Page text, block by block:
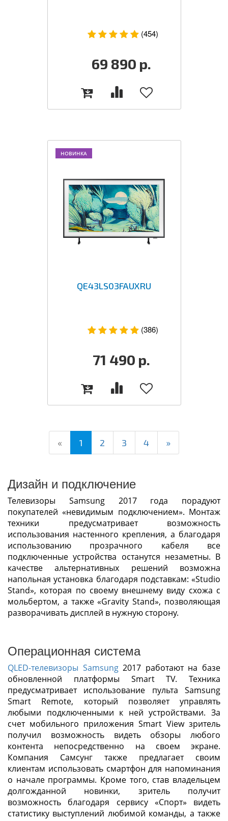
(454)
69 890 р.
НОВИНКА
QE43LS03FAUXRU
(386)
71 490 р.
« 1 (current)
2 3 4 »
Дизайн и подключение
Телевизоры Samsung 2017 года порадуют
покупателей «невидимым подключением». Монтаж
техники предусматривает возможность
использования настенного крепления, а благодаря
использованию прозрачного кабеля все
подключенные устройства останутся незаметны. В
качестве альтернативных решений возможна
напольная установка благодаря подставкам: «Studio
Stand», которая по своему внешнему виду схожа с
мольбертом, а также «Gravity Stand», позволяющая
разворачивать дисплей в нужную сторону.
Операционная система
QLED-телевизоры Samsung2017 работают на базе
обновленной платформы Smart TV. Техника
предусматривает использование пульта Samsung
Smart Remote, который позволяет управлять
любыми подключенными к ней устройствами. За
счет мобильного приложения Smart View зритель
получил возможность видеть обзоры любого
контента непосредственно на своем экране.
Компания Самсунг также предлагает своим
клиентам использовать смартфон для напоминания
о начале программы. Кроме того, став владельцем
долгожданной новинки, зритель получит
возможность благодаря сервису «Спорт» видеть
статистику выступлений любимой команды, а также